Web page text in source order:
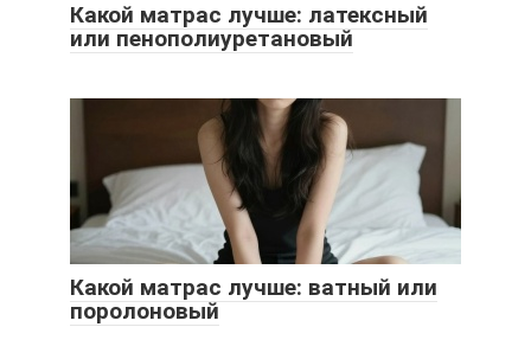
Какой матрас лучше: латексный
или пенополиуретановый
Какой матрас лучше: ватный или
поролоновый